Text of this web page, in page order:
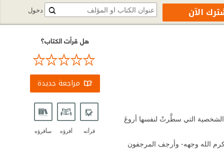
الشخصية التي سطَّرتْ لنفسها أروعَ
الله وجهه- وأرجف المرجفون
هل قرأت الكتاب؟
مراجعة جديدة
قرأته أقرؤه سأقرؤه
دخول الآن